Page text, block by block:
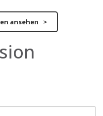
ansehen >